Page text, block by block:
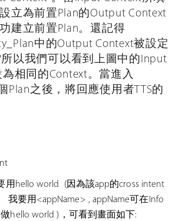
立為前置Plan的Output Context
建立前置Plan。還記得
中的Output Context被設定
所以我們可以看到上圖中的Input
相同的Context。當進入
Plan之後，將回應使用者TTS的
用hello world (因為該app的cross intent
要用<appName> , appName可在Info
hello world )，可看到畫面如下: